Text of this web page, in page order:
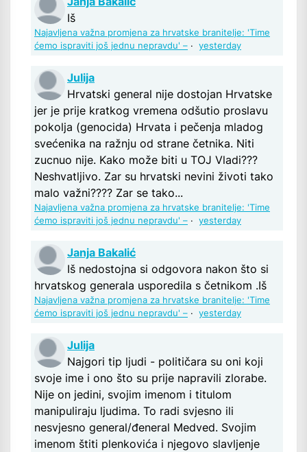
Iš
Najavljena važna promjena za hrvatske branitelje: 'Time
ćemo ispraviti još jednu nepravdu' – · yesterday
Julija
Hrvatski general nije dostojan Hrvatske
jer je prije kratkog vremena odšutio proslavu
pokolja (genocida) Hrvata i pečenja mladog
svećenika na ražnju od strane četnika. Niti
zucnuo nije. Kako može biti u TOJ Vladi???
Neshvatljivo. Zar su hrvatski nevini životi tako
malo važni???? Zar se tako...
Najavljena važna promjena za hrvatske branitelje: 'Time
ćemo ispraviti još jednu nepravdu' – · yesterday
Janja Bakalić
Iš nedostojna si odgovora nakon što si
hrvatskog generala usporedila s četnikom .Iš
Najavljena važna promjena za hrvatske branitelje: 'Time
ćemo ispraviti još jednu nepravdu' – · yesterday
Julija
Najgori tip ljudi - političara su oni koji
svoje ime i ono što su prije napravili zlorabe.
Nije on jedini, svojim imenom i titulom
manipuliraju ljudima. To radi svjesno ili
nesvjesno general/đeneral Medved. Svojim
imenom štiti plenkovića i njegovo slavljenje